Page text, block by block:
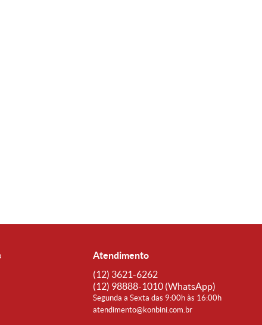
Atendimento
(12) 3621-6262
(12) 98888-1010 (WhatsApp)
Segunda a Sexta das 9:00h às 16:00h
atendimento@konbini.com.br